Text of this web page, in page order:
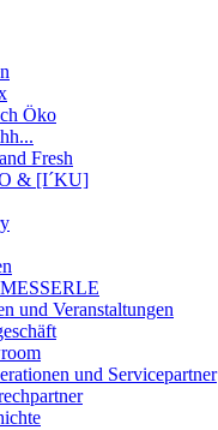
Öko
Fresh
& [I´KU]
und Veranstaltungen
und Servicepartner